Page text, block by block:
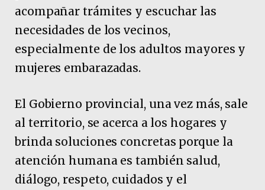
acompañar trámites y escuchar las
necesidades de los vecinos,
especialmente de los adultos mayores y
mujeres embarazadas.
El Gobierno provincial, una vez más, sale
al territorio, se acerca a los hogares y
brinda soluciones concretas porque la
atención humana es también salud,
diálogo, respeto, cuidados y el